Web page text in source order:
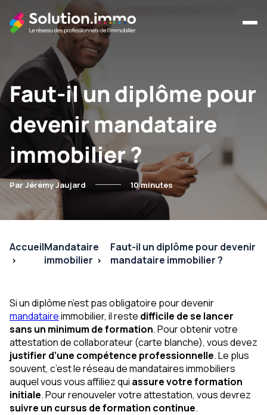
Faut-il un diplôme pour
devenir mandataire
immobilier ?
Par Jérémy Jaujard 10 minutes
AccueilMandataire
immobilier
Faut-il un diplôme pour devenir
mandataire immobilier ?
Si un diplôme n’est pas obligatoire pour devenir
mandataireimmobilier, il reste difficile de se lancer
sans un minimum de formation. Pour obtenir votre
attestation de collaborateur (carte blanche), vous devez
justifier d’une compétence professionnelle. Le plus
souvent, c’est le réseau de mandataires immobiliers
auquel vous vous affiliez qui assure votre formation
initiale. Pour renouveler votre attestation, vous devrez
suivre un cursus de formation continue.